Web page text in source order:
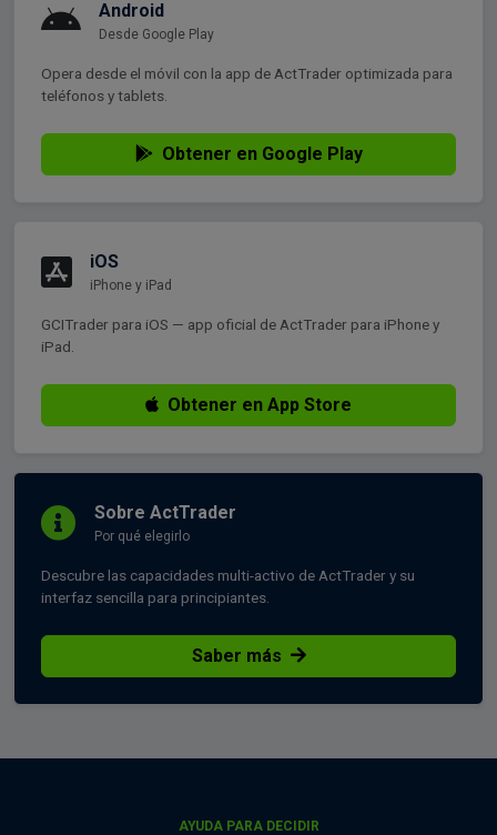
Android
Desde Google Play
Opera desde el móvil con la app de ActTrader optimizada para
teléfonos y tablets.
Obtener en Google Play
iOS
iPhone y iPad
GCITrader para iOS — app oficial de ActTrader para iPhone y
iPad.
Obtener en App Store
Sobre ActTrader
Por qué elegirlo
Descubre las capacidades multi-activo de ActTrader y su
interfaz sencilla para principiantes.
Saber más
AYUDA PARA DECIDIR